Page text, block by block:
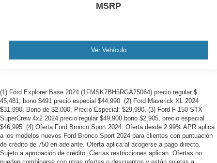
MSRP
Ver Vehículo
(1) Ford Explorer Base 2024 (1FMSK7BH5RGA75064) precio regular $
45,481, bono $491 precio especial $44,990. (2) Ford Maverick XL 2024
$31,990, Bono de $2,000, Precio Especial: $29,990. (3) Ford F-150 STX
SuperCrew 4x2 2024 precio regular $49,900 bono $2,905, precio especial
$46,995. (4) Oferta Ford Bronco Sport 2024: Oferta desde 2.99% APR aplica
a los modelos nuevos Ford Bronco Sport 2024 para clientes con puntuación
de crédito de 750 en adelante. Oferta aplica al acogerse a pago directo.
Sujeto a aprobación de crédito. Ciertas restricciones aplican. Ofertas no